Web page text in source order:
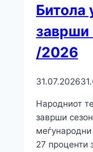
Битола
заврши
/2026
31.07.2026
Народниот
заврши
27 проценти